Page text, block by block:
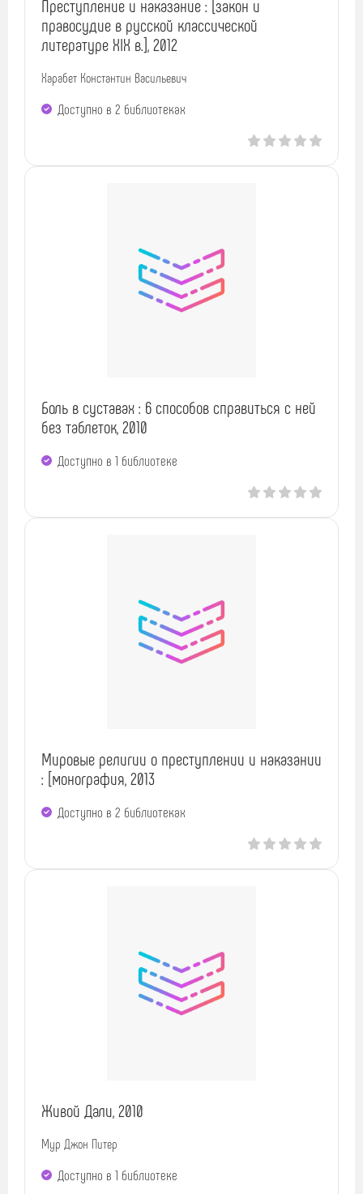
Преступление и наказание : [закон и
правосудие в русской классической
литературе XIX в.], 2012
Харабет Константин Васильевич
Доступно в 2 библиотеках
Боль в суставах : 6 способов справиться с ней
без таблеток, 2010
Доступно в 1 библиотекe
Мировые религии о преступлении и наказании
: [монография, 2013
Доступно в 2 библиотеках
Живой Дали, 2010
Мур Джон Питер
Доступно в 1 библиотекe